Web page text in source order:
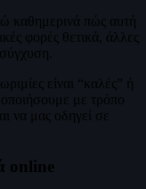
καθημερινά πώς αυτή
φορές θετικά, άλλες
είναι “καλές” ή
με τρόπο
να μας οδηγεί σε
online